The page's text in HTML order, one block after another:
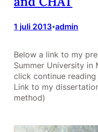
1 juli 2013•admin
Below a link to my
Summer University in
click continue reading
Link to my
method)